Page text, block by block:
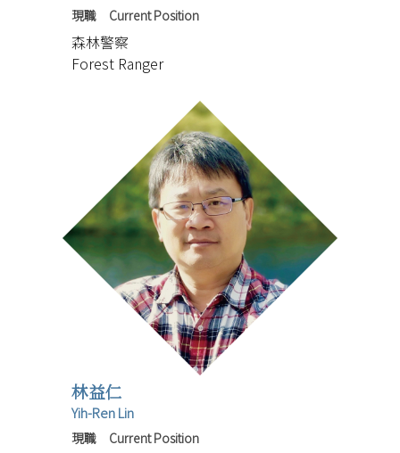
現職 Current Position
森林警察
Forest Ranger
林益仁
Yih-Ren Lin
現職 Current Position